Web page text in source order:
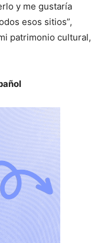
y me gustaría
esos sitios”,
patrimonio cultural,